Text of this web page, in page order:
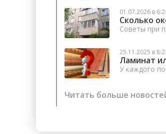
01.07.2026 в
Сколько
Советы при
25.11.2025 в
Ламинат
У каждого
Читать больше